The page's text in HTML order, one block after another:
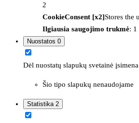
2
CookieConsent [x2]Stores the
Ilgiausia saugojimo trukmė: 1
Nuostatos 0
Dėl nuostatų slapukų svetainė
Šio tipo slapukų nenaudojame
Statistika 2